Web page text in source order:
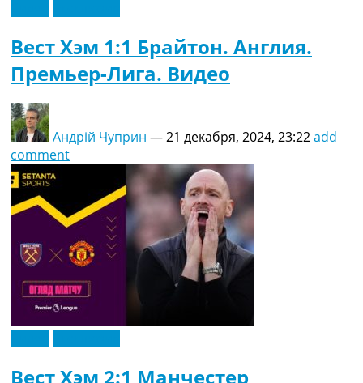
Вест Хэм 1:1 Брайтон. Англия.
Премьер-Лига. Видео
Андрій Чуприн —21 декабря, 2024, 23:22add
comment
Вест Хэм 2:1 Манчестер